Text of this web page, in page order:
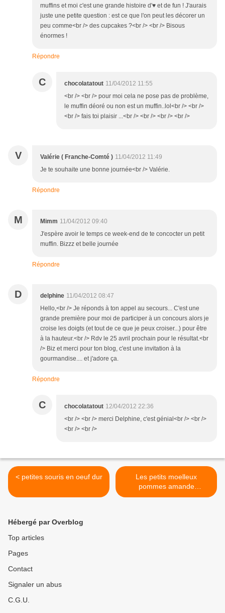
muffins et moi c'est une grande histoire d'♥ et de fun ! J'aurais
juste une petite question : est ce que l'on peut les décorer un
peu comme<br /> des cupcakes ?<br /> <br /> Bisous
énormes !
Répondre
C chocolatatout 11/04/2012 11:55
<br /> <br /> pour moi cela ne pose pas de problème,
le muffin déoré ou non est un muffin..lol<br /> <br />
<br /> fais toi plaisir ...<br /> <br /> <br /> <br />
V Valérie ( Franche-Comté ) 11/04/2012 11:49
Je te souhaite une bonne journée<br /> Valérie.
Répondre
M Mimm 11/04/2012 09:40
J'espère avoir le temps ce week-end de te concocter un petit
muffin. Bizzz et belle journée
Répondre
D delphine 11/04/2012 08:47
Hello,<br /> Je réponds à ton appel au secours... C'est une
grande première pour moi de participer à un concours alors je
croise les doigts (et tout de ce que je peux croiser...) pour être
à la hauteur.<br /> Rdv le 25 avril prochain pour le résultat.<br
/> Biz et merci pour ton blog, c'est une invitation à la
gourmandise.... et j'adore ça.
Répondre
C chocolatatout 12/04/2012 22:36
<br /> <br /> merci Delphine, c'est génial<br /> <br />
<br /> <br />
< petites souris en oeuf dur
Les petits moelleux
pommes amande
mascarpone, tout doux tout
Hébergé par Overblog
Top articles
Pages
Contact
Signaler un abus
C.G.U.